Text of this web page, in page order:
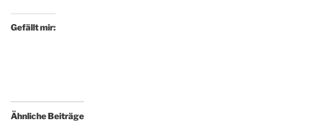
Gefällt mir:
Ähnliche Beiträge